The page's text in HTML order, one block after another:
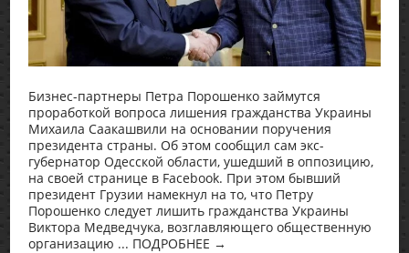
Бизнес-партнеры Петра Порошенко займутся
проработкой вопроса лишения гражданства Украины
Михаила Саакашвили на основании поручения
президента страны. Об этом сообщил сам экс-
губернатор Одесской области, ушедший в оппозицию,
на своей странице в Facebook. При этом бывший
президент Грузии намекнул на то, что Петру
Порошенко следует лишить гражданства Украины
Виктора Медведчука, возглавляющего общественную
организацию ... ПОДРОБНЕЕ →